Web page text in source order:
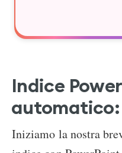
Indice
Iniziamo la nostra